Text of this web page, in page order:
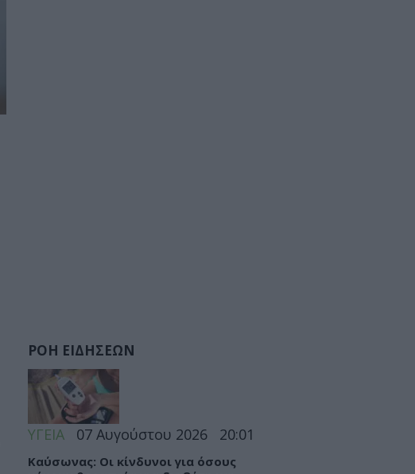
ΡΟΗ ΕΙΔΗΣΕΩΝ
ΥΓΕΙΑ 07 Αυγούστου 2026 20:01
Καύσωνας: Οι κίνδυνοι για όσους